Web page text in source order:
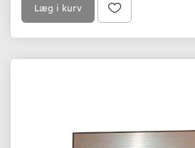
Læg i kurv